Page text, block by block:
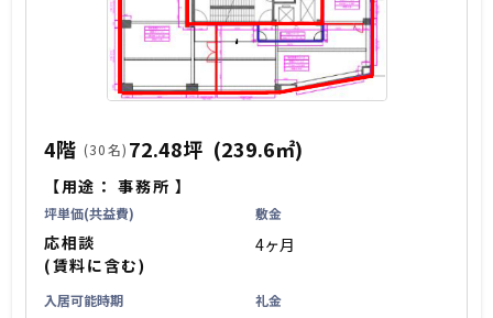
4階 (30名) 72.48坪 (239.6㎡)
【用途：事務所 】
坪単価(共益費)
応相談
(賃料に含む)
敷金
4ヶ月
入居可能時期 礼金